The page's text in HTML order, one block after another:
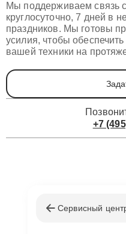
Мы поддерживаем связь
круглосуточно, 7 дней в
праздников. Мы готовы
усилия, чтобы
вашей техники на
+7
Сервисный